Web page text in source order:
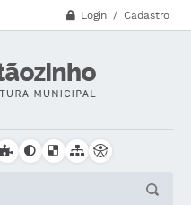
Login / Cadastro